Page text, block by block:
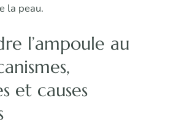
la peau.
l’ampoule au
et causes